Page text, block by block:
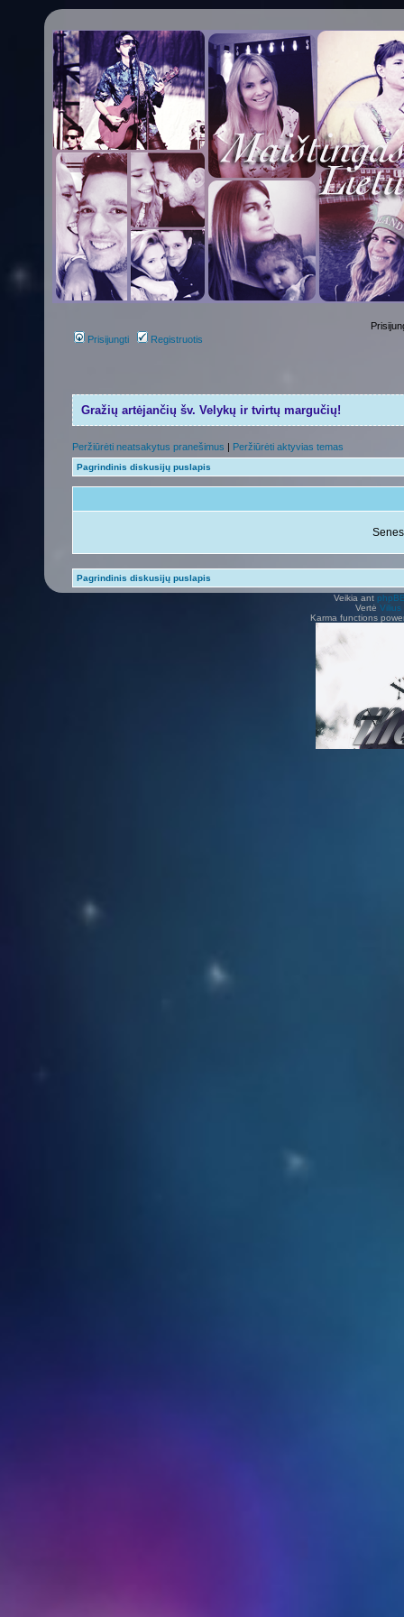
Prisijungti Registruotis
Gražių artėjančių šv. Velykų ir tvirtų margučių!
Peržiūrėti neatsakytus pranešimus | Peržiūrėti aktyvias temas
Pagrindinis diskusijų puslapis
Pagrindinis diskusijų puslapis
Veikia ant
Vertė Vilius
Karma functions